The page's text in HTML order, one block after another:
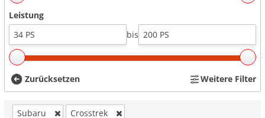
Leistung
bis
Zurücksetzen Weitere Filter
Subaru Crosstrek